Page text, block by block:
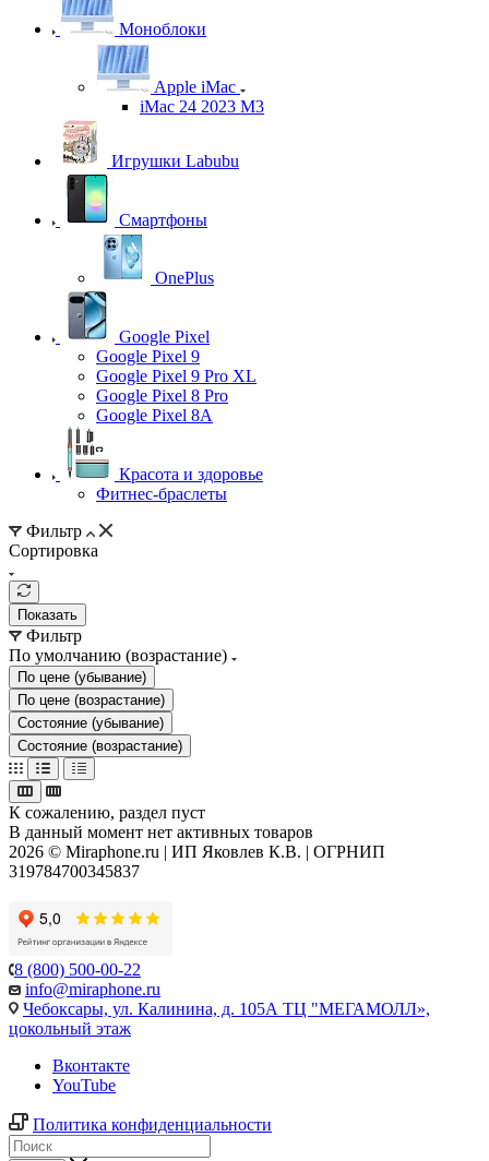
Моноблоки
Apple iMac
iMac 24 2023 M3
Игрушки Labubu
Смартфоны
OnePlus
Google Pixel
Google Pixel 9
Google Pixel 9 Pro XL
Google Pixel 8 Pro
Google Pixel 8A
Красота и здоровье
Фитнес-браслеты
Фильтр
Сортировка
Показать
Фильтр
По умолчанию (возрастание)
По цене (убывание)
По цене (возрастание)
Состояние (убывание)
Состояние (возрастание)
К сожалению, раздел пуст
В данный момент нет активных товаров
2026 © Miraphone.ru | ИП Яковлев К.В. | ОГРНИП
319784700345837
8 (800) 500-00-22
info@miraphone.ru
Чебоксары, ул. Калинина, д. 105А ТЦ "МЕГАМОЛЛ»,
цокольный этаж
Вконтакте
YouTube
Политика конфиденциальности